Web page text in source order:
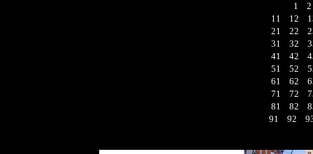
1
2
11
12
21
22
31
32
41
42
51
52
61
62
71
72
81
82
91
92